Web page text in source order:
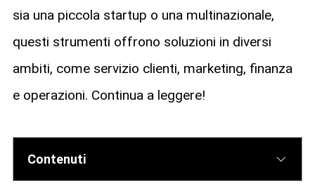
sia una piccola startup o una multinazionale,
questi strumenti offrono soluzioni in diversi
ambiti, come servizio clienti, marketing, finanza
e operazioni. Continua a leggere!
Contenuti